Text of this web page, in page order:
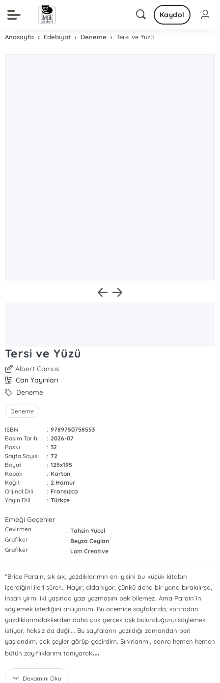
Kaydol
Anasayfa Edebiyat Deneme Tersi ve Yüzü
Tersi ve Yüzü
Albert Camus
Can Yayınları
Deneme
Deneme
ISBN : 9789750758553
Basım Tarihi
: 2026-07
Baskı
: 32
Sayfa Sayısı
: 72
Boyut
: 125x195
Kapak
: Karton
Kağıt
: 2.Hamur
Orjinal Dili
: Fransızca
Yayın Dili
: Türkçe
Emeği Geçenler
Çevirmen : Tahsin Yücel
Grafiker
: Beyza Ceylan
Grafiker
: Lom Creative
"Brice Parain, sık sık, yazdıklarımın en iyisini bu küçük kitabın
içerdiğini ileri sürer... Hayır, aldanıyor, çünkü deha bir yana bırakılırsa,
insan yirmi iki yaşında yazı yazmasını pek bilemez. Ama Parain´in
söylemek istediğini anlıyorum. Bu acemice sayfalarda, sonradan
yazdıklarımdakilerden daha çok gerçek aşk bulunduğunu söylemek
istiyor; haksız da değil... Bu sayfaların yazıldığı zamandan beri
yaşlandım, çok şeyler görüp geçirdim. Sınırlarımı, sonra hemen hemen
bütün zayıflıklarımı tanıyarak...
Devamını Oku